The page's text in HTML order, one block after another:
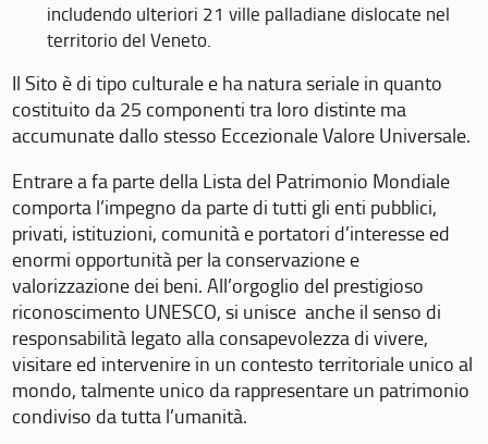
includendo ulteriori 21 ville palladiane dislocate nel
territorio del Veneto.
Il Sito è di tipo culturale e ha natura seriale in quanto
costituito da 25 componenti tra loro distinte ma
accumunate dallo stesso Eccezionale Valore Universale.
Entrare a fa parte della Lista del Patrimonio Mondiale
comporta l’impegno da parte di tutti gli enti pubblici,
privati, istituzioni, comunità e portatori d’interesse ed
enormi opportunità per la conservazione e
valorizzazione dei beni. All’orgoglio del prestigioso
riconoscimento UNESCO, si unisce anche il senso di
responsabilità legato alla consapevolezza di vivere,
visitare ed intervenire in un contesto territoriale unico al
mondo, talmente unico da rappresentare un patrimonio
condiviso da tutta l’umanità.